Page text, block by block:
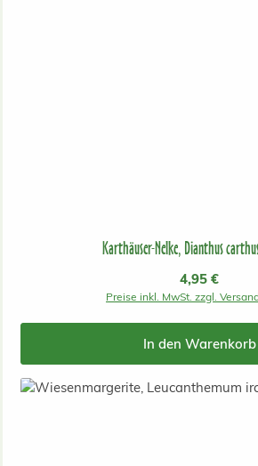
Karthäuser-Nelke, Dianthus
Regulärer
4,95 €
Preise inkl. MwSt. zzgl.
In den Warenkorb